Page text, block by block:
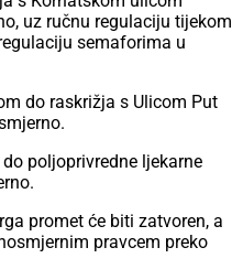
uz ručnu regulaciju tijekom
semaforima u
do raskrižja s Ulicom Put
poljoprivredne ljekarne
promet će biti zatvoren, a
pravcem preko